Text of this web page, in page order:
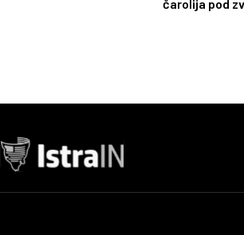
čarolija pod